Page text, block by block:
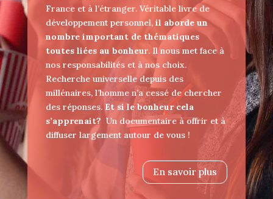
France et à l’étranger. Véritable livre de
développement personnel, il aborde un
nombre important de thématiques
toutes liées au bonheur. Il nous met face à
nos responsabilités et à nos choix.
Recherche universelle depuis des
millénaires, l’homme n’a cessé de chercher
des réponses.Et si le bonheur cela
s’apprenait? Un documentaire à offrir et à
diffuser largement autour de vous !
En savoir plus